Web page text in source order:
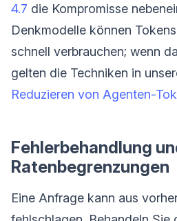
4.7 die Kompromisse
Denkmodelle können
schnell verbrauchen; wenn
gelten die Techniken in
Reduzieren von Agenten-
Fehlerbehandlung
Ratenbegrenzungen
Eine Anfrage kann aus